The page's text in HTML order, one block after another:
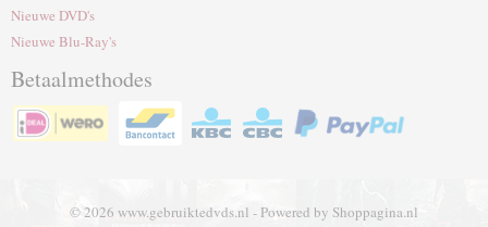
Nieuwe DVD's
Nieuwe Blu-Ray's
Betaalmethodes
© 2026 www.gebruiktedvds.nl - Powered by Shoppagina.nl